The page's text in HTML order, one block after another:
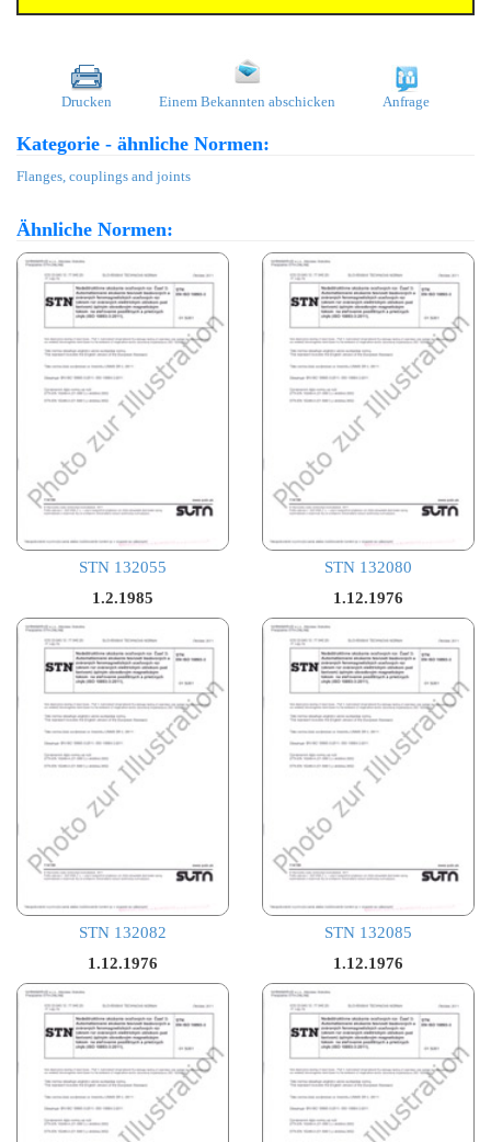
Drucken Einem Bekannten abschicken Anfrage
Kategorie - ähnliche Normen:
Flanges, couplings and joints
Ähnliche Normen:
STN 132055
1.2.1985
STN 132080
1.12.1976
STN 132082
1.12.1976
STN 132085
1.12.1976